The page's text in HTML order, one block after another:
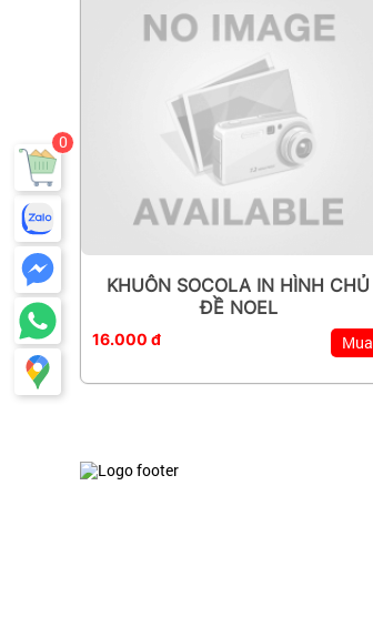
KHUÔN SOCOLA IN HÌNH CHỦ
ĐỀ NOEL
16.000 đ Mua
0